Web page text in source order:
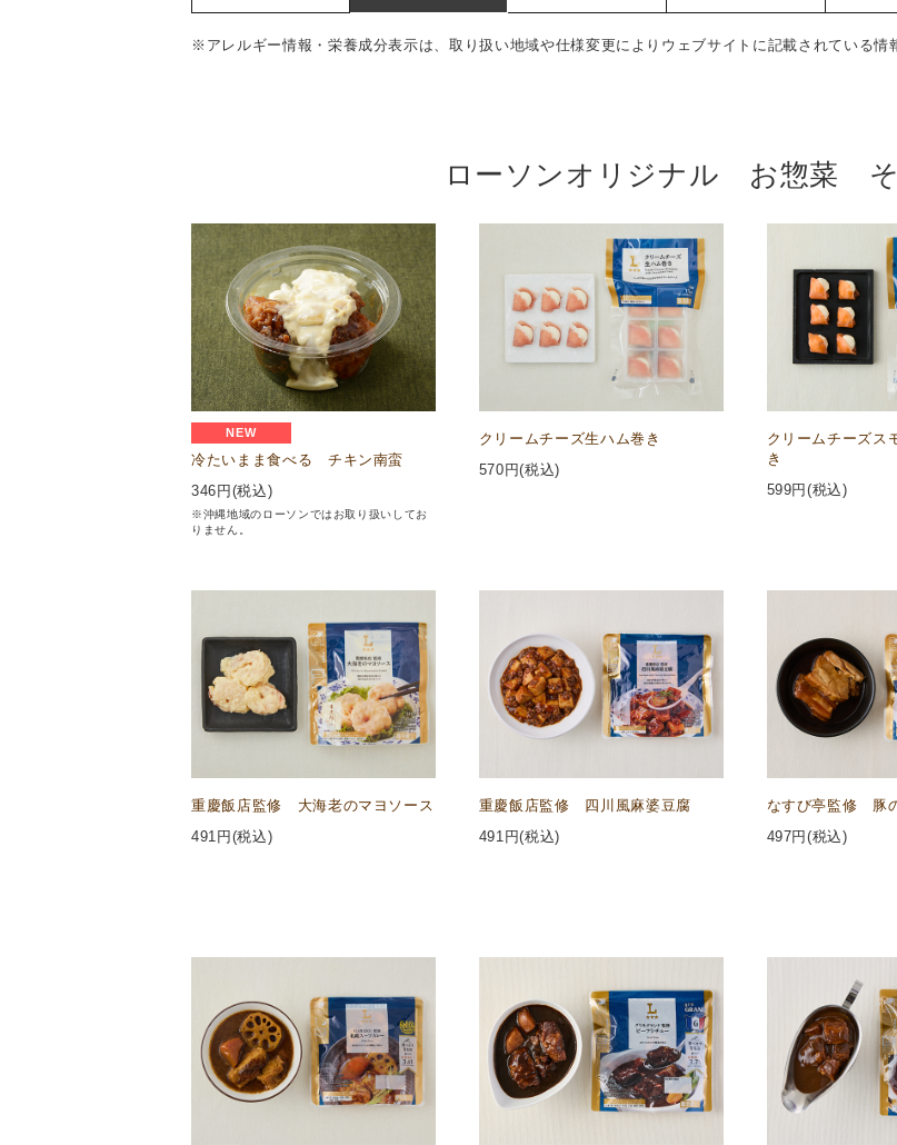
※アレルギー情報・栄養成分表示は、取り扱い地域や仕様変更によりウェブサイトに記載されている情
ローソンオリジナル お惣菜 そ
NEW
冷たいまま食べる チキン南蛮
346 円(税込)
※沖縄地域のローソンではお取り扱いしてお
りません。
クリームチーズ生ハム巻き
570 円(税込)
クリームチーズス
き
599円(税込)
重慶飯店監修 大海老のマヨソース
491 円(税込)
重慶飯店監修 四川風麻婆豆腐
491 円(税込)
なすび亭監修 豚
497円(税込)